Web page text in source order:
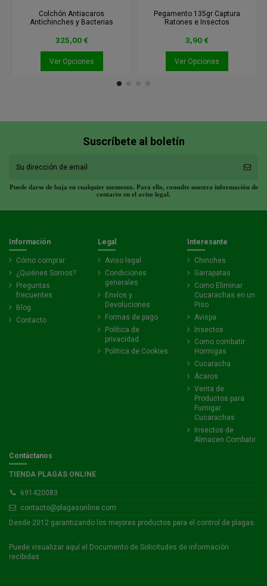
Colchón Antiacaros
Antichinches y Bacterias
325,00 €
Ver Opciones
Pegamento 135gr Captura
Ratones e Insectos
3,90 €
Ver Opciones
Suscríbete al boletín
Puede darse de baja en cualquier momento. Para ello, consulte nuestra información de
contacto en el aviso legal.
Información
Cómo comprar
¿Quiénes Somos?
Preguntas
frecuentes
Blog
Contacto
Legal
Aviso legal
Condiciones
generales
Envíos y
Devoluciones
Formas de pago
Política de
privacidad
Politica de Cookies
Interesante
Chinches
Garrapatas
Como Eliminar
Cucarachas en un
Piso
Avispa
Insectos
Como combatir
Hormigas
Cucaracha
Ácaros
Venta de
Productos para
Fumigar
Cucarachas
Insectos de
Almacen Combatir
Contáctanos
TIENDA PLAGAS ONLINE
691420083
contacto@plagasonline.com
Desde 2012 garantizando los mejores productos para el control de plagas.
Puede visualizar aquí el Documento de Solicitudes de información
recibidas